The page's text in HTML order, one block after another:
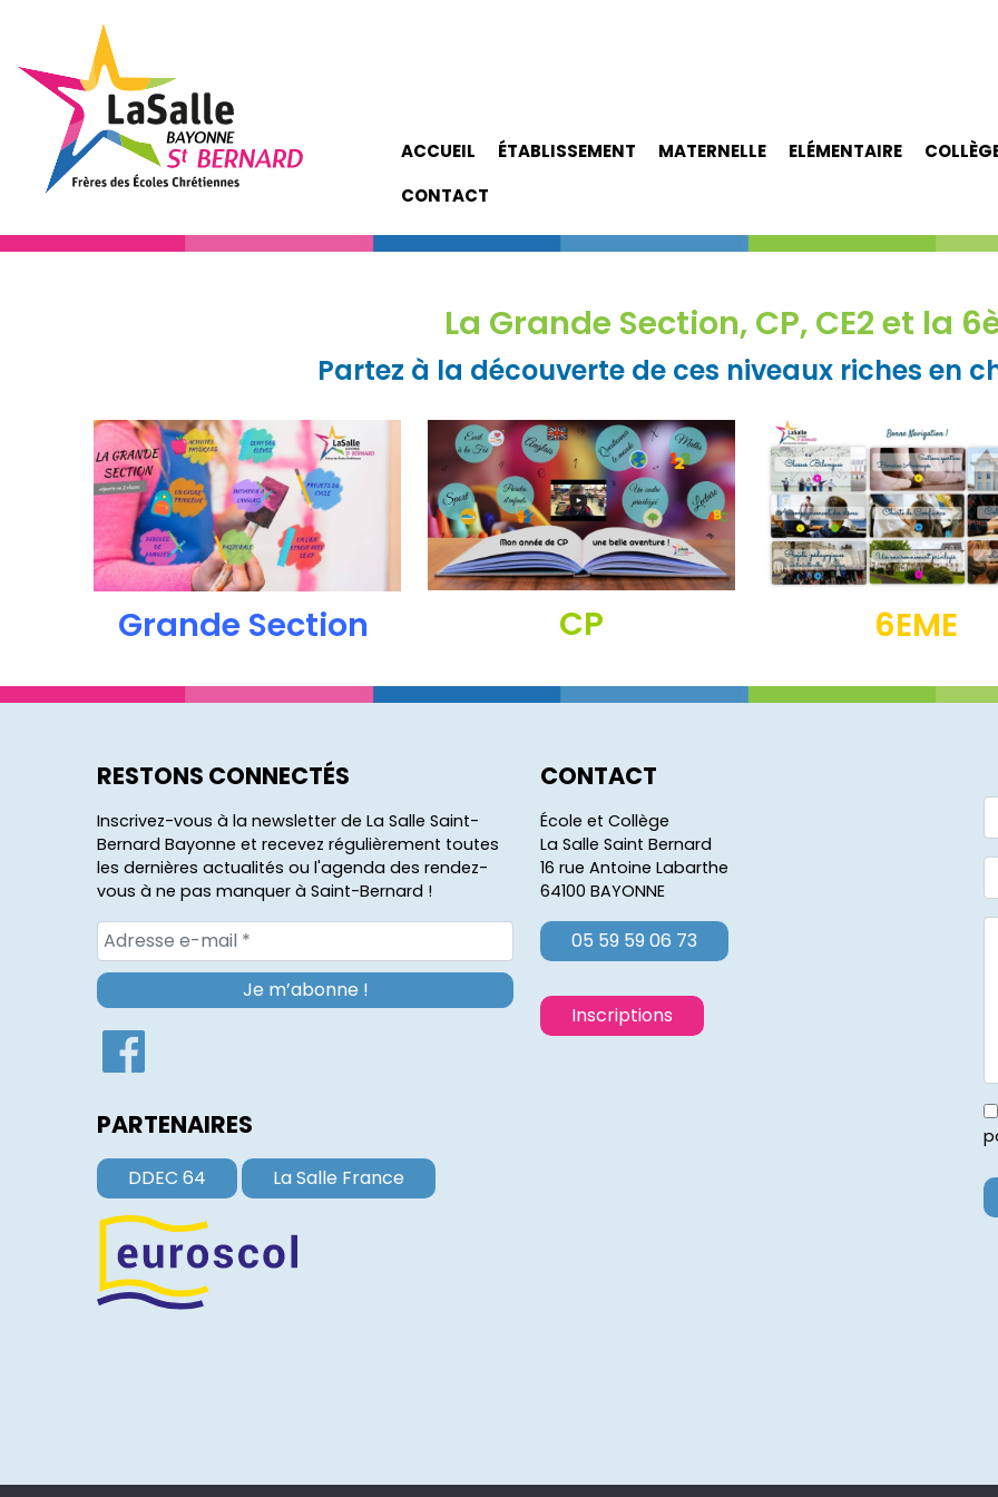
ACCUEIL ÉTABLISSEMENT MATERNELLE ELÉMENTAIRE
CONTACT
La Grande Section, CP, CE2 et la
Partez à la découverte de ces niveaux riches en
Grande Section CP 6EME
RESTONS CONNECTÉS
Inscrivez-vous à la newsletter de La Salle Saint-
Bernard Bayonne et recevez régulièrement toutes
les dernières actualités ou l'agenda des rendez-
vous à ne pas manquer à Saint-Bernard !
PARTENAIRES
DDEC 64 La Salle France
CONTACT
École et Collège
La Salle Saint Bernard
16 rue Antoine Labarthe
64100 BAYONNE
05 59 59 06 73
Inscriptions